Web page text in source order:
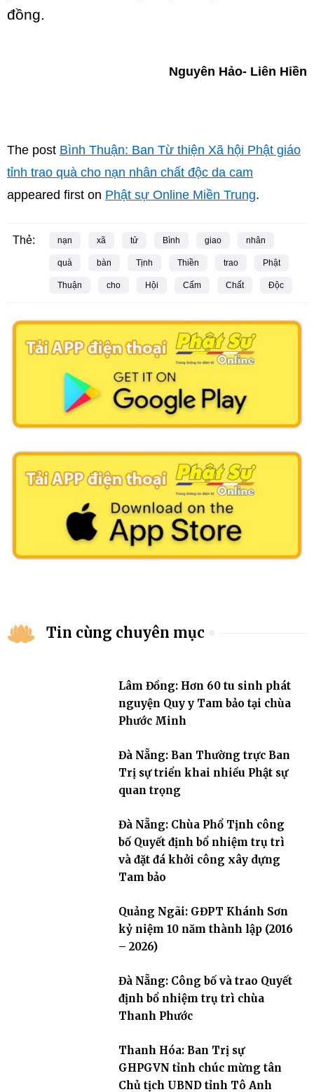
đồng.
Nguyên Hảo- Liên Hiền
The post Bình Thuận: Ban Từ thiện Xã hội Phật giáo
tỉnh trao quà cho nạn nhân chất độc da cam
appeared first on Phật sự Online Miền Trung.
Thẻ: nạn xã tử Bình giao nhân
quà bàn Tịnh Thiền trao Phật
Thuận cho Hội Cấm Chất Độc
Tin cùng chuyên mục
Lâm Đồng: Hơn 60 tu sinh phát
nguyện Quy y Tam bảo tại chùa
Phước Minh
Đà Nẵng: Ban Thường trực Ban
Trị sự triển khai nhiều Phật sự
quan trọng
Đà Nẵng: Chùa Phổ Tịnh công
bố Quyết định bổ nhiệm trụ trì
và đặt đá khởi công xây dựng
Tam bảo
Quảng Ngãi: GĐPT Khánh Sơn
kỷ niệm 10 năm thành lập (2016
– 2026)
Đà Nẵng: Công bố và trao Quyết
định bổ nhiệm trụ trì chùa
Thanh Phước
Thanh Hóa: Ban Trị sự
GHPGVN tỉnh chúc mừng tân
Chủ tịch UBND tỉnh Tô Anh